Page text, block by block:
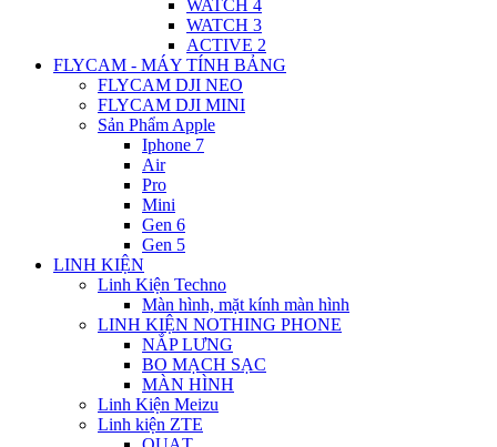
WATCH 4
WATCH 3
ACTIVE 2
FLYCAM - MÁY TÍNH BẢNG
FLYCAM DJI NEO
FLYCAM DJI MINI
Sản Phẩm Apple
Iphone 7
Air
Pro
Mini
Gen 6
Gen 5
LINH KIỆN
Linh Kiện Techno
Màn hình, mặt kính màn hình
LINH KIỆN NOTHING PHONE
NẮP LƯNG
BO MẠCH SẠC
MÀN HÌNH
Linh Kiện Meizu
Linh kiện ZTE